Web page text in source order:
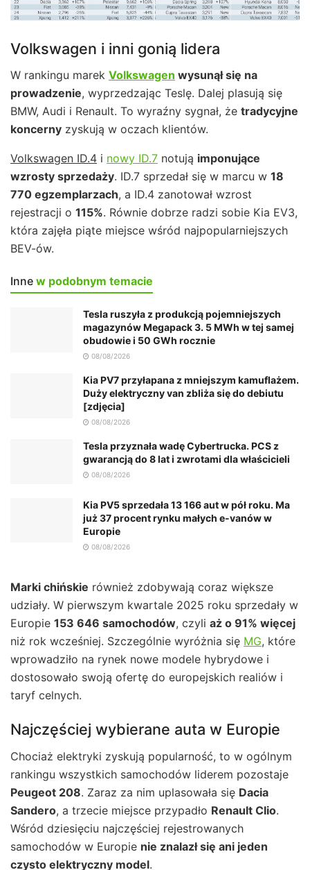
Volkswagen i inni gonią lidera
W rankingu marek Volkswagen wysunął się na
prowadzenie, wyprzedzając Teslę. Dalej plasują się
BMW, Audi i Renault. To wyraźny sygnał, że tradycyjne
koncerny zyskują w oczach klientów.
Volkswagen ID.4 i nowy ID.7 notują imponujące
wzrosty sprzedaży. ID.7 sprzedał się w marcu w 18
770 egzemplarzach, a ID.4 zanotował wzrost
rejestracji o 115%. Równie dobrze radzi sobie Kia EV3,
która zajęła piąte miejsce wśród najpopularniejszych
BEV-ów.
Inne w podobnym temacie
Tesla ruszyła z produkcją pojemniejszych
magazynów Megapack 3. 5 MWh w tej samej
obudowie i 50 GWh rocznie
08/08/2026
Kia PV7 przyłapana z mniejszym kamuflażem.
Duży elektryczny van zbliża się do debiutu
[zdjęcia]
08/08/2026
Tesla przyznała wadę Cybertrucka. PCS z
gwarancją do 8 lat i zwrotami dla właścicieli
08/08/2026
Kia PV5 sprzedała 13 166 aut w pół roku. Ma
już 37 procent rynku małych e-vanów w
Europie
08/08/2026
Marki chińskie również zdobywają coraz większe
udziały. W pierwszym kwartale 2025 roku sprzedały w
Europie 153 646 samochodów, czyli aż o 91% więcej
niż rok wcześniej. Szczególnie wyróżnia się MG, które
wprowadziło na rynek nowe modele hybrydowe i
dostosowało swoją ofertę do europejskich realiów i
taryf celnych.
Najczęściej wybierane auta w Europie
Chociaż elektryki zyskują popularność, to w ogólnym
rankingu wszystkich samochodów liderem pozostaje
Peugeot 208. Zaraz za nim uplasowała się Dacia
Sandero, a trzecie miejsce przypadło Renault Clio.
Wśród dziesięciu najczęściej rejestrowanych
samochodów w Europie nie znalazł się ani jeden
czysto elektryczny model.